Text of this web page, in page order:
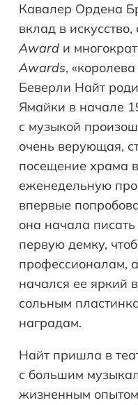
Кавалер Ордена
вклад в
Award и
Awards,
Беверли Найт
Ямайки в начале
с музыкой
очень верующая,
посещение храма
еженедельную
впервые
она начала
первую демку,
профессионалам,
начался ее яркий
сольным
наградам.
Найт пришла в
с большим
жизненным